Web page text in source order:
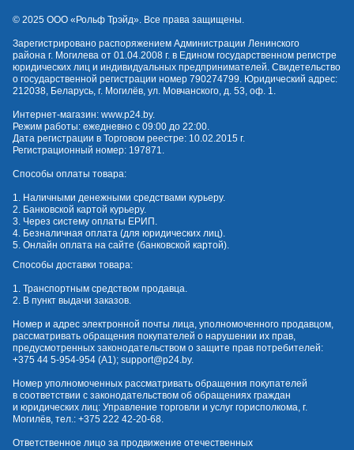
© 2025 OOO «Рольф Трэйд». Все права защищены.
Зарегистрировано распоряжением Администрации Ленинского
района г. Могилева от 01.04.2008 г. в Едином государственном регистре
юридических лиц и индивидуальных предпринимателей. Свидетельство
о государственной регистрации номер 790274799. Юридический адрес:
212038, Беларусь, г. Могилёв, ул. Мовчанского, д. 53, оф. 1.
Интернет-магазин: www.p24.by.
Режим работы: ежедневно с 09:00 до 22:00.
Дата регистрации в Торговом реестре: 10.02.2015 г.
Регистрационный номер: 197871.
Способы оплаты товара:
1. Наличными денежными средствами курьеру.
2. Банковской картой курьеру.
3. Через систему оплаты ЕРИП.
4. Безналичная оплата (для юридических лиц).
5. Онлайн оплата на сайте (банковской картой).
Способы доставки товара:
1. Транспортным средством продавца.
2. В пункт выдачи заказов.
Номер и адрес электронной почты лица, уполномоченного продавцом,
рассматривать обращения покупателей о нарушении их прав,
предусмотренных законодательством о защите прав потребителей:
+375 44 5-954-954 (А1); support@p24.by.
Номер уполномоченных рассматривать обращения покупателей
в соответствии с законодательством об обращениях граждан
и юридических лиц: Управление торговли и услуг горисполкома, г.
Могилёв, тел.: +375 222 42-20-68.
Ответственное лицо за продвижение отечественных